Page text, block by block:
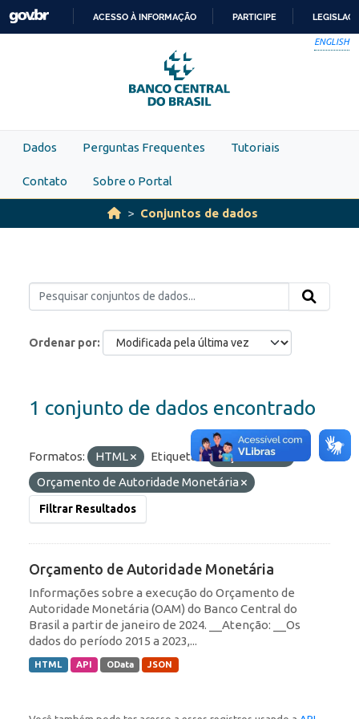
Skip to main content
PARA
O
CONTEÚDO
ACESSO À INFORMAÇÃO PARTICIPE
ENGLISH
Dados Perguntas Frequentes Tutoriais
Contato Sobre o Portal
Conjuntos de dados
Ordenar por
1 conjunto de dados encontrado
Formatos: HTML Etiquetas:
Orçamento
Orçamento de Autoridade Monetária
Filtrar Resultados
Orçamento de Autoridade Monetária
Informações sobre a execução do Orçamento de
Autoridade Monetária (OAM) do Banco Central do
Brasil a partir de janeiro de 2024. __Atenção: __Os
dados do período 2015 a 2023,...
HTML API OData JSON